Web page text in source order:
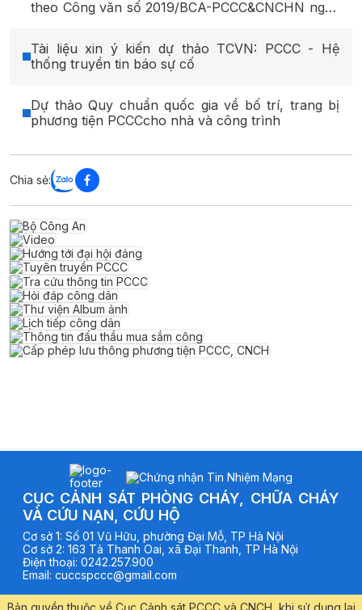
theo Công văn số 2019/BCA-PCCC&CNCHN ngày
Tài liệu xin ý kiến dự thảo TCVN: PCCC - Hệ
thống truyền tin báo sự cố
Dự thảo Quy chuẩn quốc gia về bố trí, trang bị
phương tiện PCCCcho nhà và công trình
Chia sẻ:
CỤC CẢNH SÁT PHÒNG CHÁY, CHỮA CHÁY
VÀ CỨU NẠN, CỨU HỘ
Cơ sở 1: Số 01 Vũ Hữu, phường Đại Mỗ, TP Hà Nội
Cơ sở 2: 163 Tả Thanh Oai, xã Đại Thanh, TP Hà Nội
Điện thoại: 0242.257.900
Email: cuccspccc@gmail.com
Bản quyền thuộc về Cục Cảnh sát PCCC và CNCH, khi sử dụng lại